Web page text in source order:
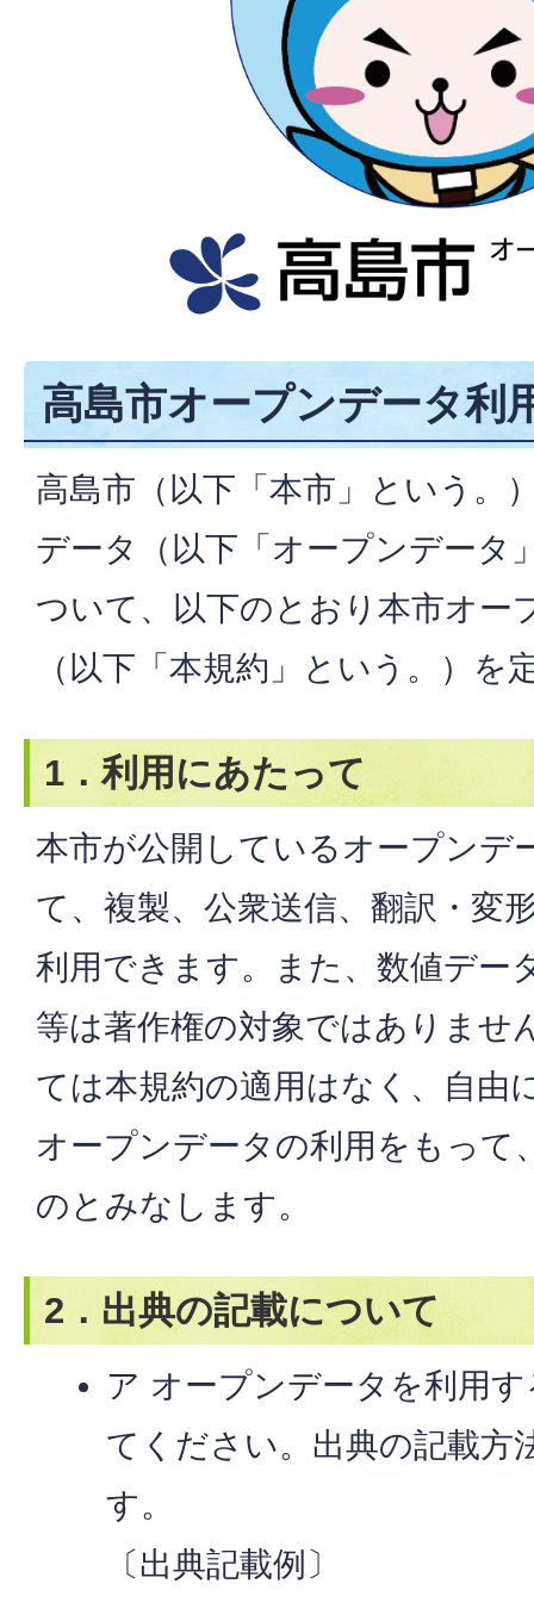
高島市オープンデータ利
高島市（以下「本市」という。
データ（以下「オープンデータ
ついて、以下のとおり本市オー
（以下「本規約」という。）を
1．利用にあたって
本市が公開しているオープンデ
て、複製、公衆送信、翻訳・変
利用できます。また、数値デー
等は著作権の対象ではありませ
ては本規約の適用はなく、自由
オープンデータの利用をもって
のとみなします。
2．出典の記載について
ア オープンデータを利用
てください。出典の記載方
す。
〔出典記載例〕